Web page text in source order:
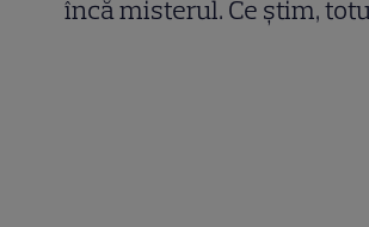
încă misterul. Ce știm,